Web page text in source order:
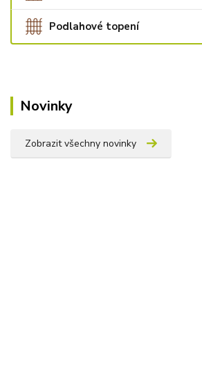
Podlahové topení
Novinky
Zobrazit všechny novinky